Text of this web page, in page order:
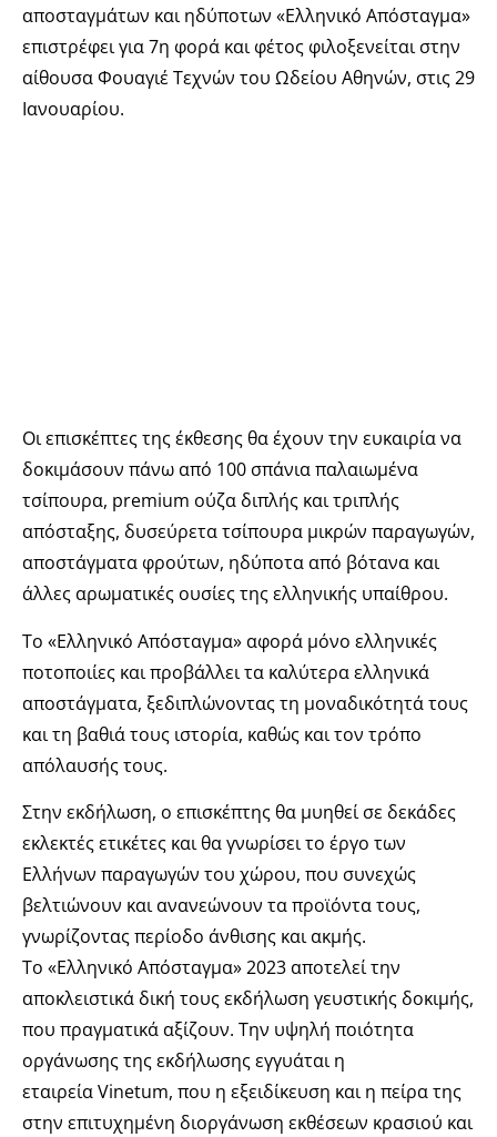
αποσταγμάτων και ηδύποτων «Ελληνικό Απόσταγμα»
επιστρέφει για 7η φορά και φέτος φιλοξενείται στην
αίθουσα Φουαγιέ Τεχνών του Ωδείου Αθηνών, στις 29
Ιανουαρίου.
Οι επισκέπτες της έκθεσης θα έχουν την ευκαιρία να
δοκιμάσουν πάνω από 100 σπάνια παλαιωμένα
τσίπουρα, premium ούζα διπλής και τριπλής
απόσταξης, δυσεύρετα τσίπουρα μικρών παραγωγών,
αποστάγματα φρούτων, ηδύποτα από βότανα και
άλλες αρωματικές ουσίες της ελληνικής υπαίθρου.
Το «Ελληνικό Απόσταγμα» αφορά μόνο ελληνικές
ποτοποιίες και προβάλλει τα καλύτερα ελληνικά
αποστάγματα, ξεδιπλώνοντας τη μοναδικότητά τους
και τη βαθιά τους ιστορία, καθώς και τον τρόπο
απόλαυσής τους.
Στην εκδήλωση, ο επισκέπτης θα μυηθεί σε δεκάδες
εκλεκτές ετικέτες και θα γνωρίσει το έργο των
Ελλήνων παραγωγών του χώρου, που συνεχώς
βελτιώνουν και ανανεώνουν τα προϊόντα τους,
γνωρίζοντας περίοδο άνθισης και ακμής.
Το «Ελληνικό Απόσταγμα» 2023 αποτελεί την
αποκλειστικά δική τους εκδήλωση γευστικής δοκιμής,
που πραγματικά αξίζουν. Την υψηλή ποιότητα
οργάνωσης της εκδήλωσης εγγυάται η
εταιρεία Vinetum, που η εξειδίκευση και η πείρα της
στην επιτυχημένη διοργάνωση εκθέσεων κρασιού και